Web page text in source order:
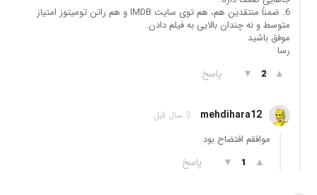
6. ضمناً منتقدین هم، هم توی سایت IMDB و هم راتن تومیتوز امتیاز
متوسط و نه چندان بالایی به فیلم دادن.
موفق باشید
رسا
▲
2
▼ پاسخ
mehdihara12 3 سال قبل
موافقم افتضاح بود
▲
1
▼ پاسخ